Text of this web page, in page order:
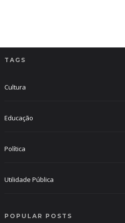
TAGS
Cultura
Educação
Política
Utilidade Pública
POPULAR POSTS